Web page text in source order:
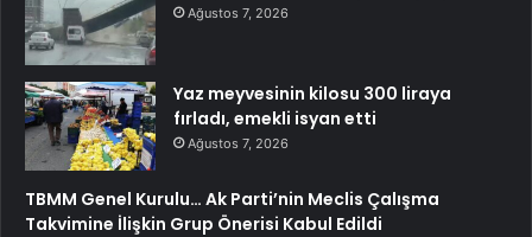
Ağustos 7, 2026
Yaz meyvesinin kilosu 300 liraya
fırladı, emekli isyan etti
Ağustos 7, 2026
TBMM Genel Kurulu… Ak Parti’nin Meclis Çalışma
Takvimine İlişkin Grup Önerisi Kabul Edildi